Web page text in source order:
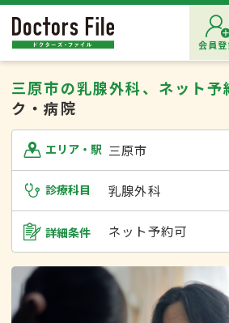
会員
三原市の乳腺外科、ネット予
ク・病院
エリア・駅 三原市
診療科目 乳腺外科
詳細条件 ネット予約可